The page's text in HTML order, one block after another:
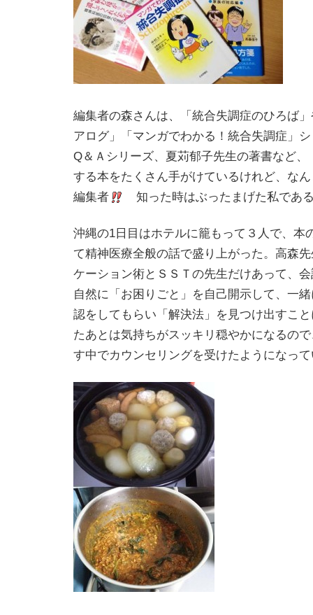
編集者の森さんは、「統合失調症のひろば
アログ」「マンガでわかる！統合失調症」
Q＆Ａシリーズ、夏苅郁子先生の著書など、
する本をたくさん手がけているけれど、な
編集者
知った時はぶったまげた私であ
沖縄の1日目はホテルに籠もって３人で、本
て精神医療全般の話で盛り上がった。高森
ケーション術とＳＳＴの先生だけあって、
自然に「お困りごと」を自己開示して、一
認をしてもらい「解決法」を見つけ出すこ
たあとは気持ちがスッキリ穏やかになるの
す中でカウンセリングを受けたようになっ